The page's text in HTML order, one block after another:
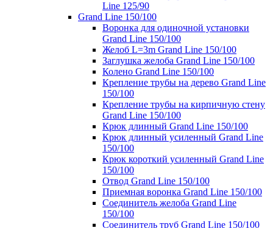
Line 125/90
Grand Line 150/100
Воронка для одиночной установки
Grand Line 150/100
Желоб L=3m Grand Line 150/100
Заглушка желоба Grand Line 150/100
Колено Grand Line 150/100
Крепление трубы на дерево Grand Line
150/100
Крепление трубы на кирпичную стену
Grand Line 150/100
Крюк длинный Grand Line 150/100
Крюк длинный усиленный Grand Line
150/100
Крюк короткий усиленный Grand Line
150/100
Отвод Grand Line 150/100
Приемная воронка Grand Line 150/100
Соединитель желоба Grand Line
150/100
Соединитель труб Grand Line 150/100